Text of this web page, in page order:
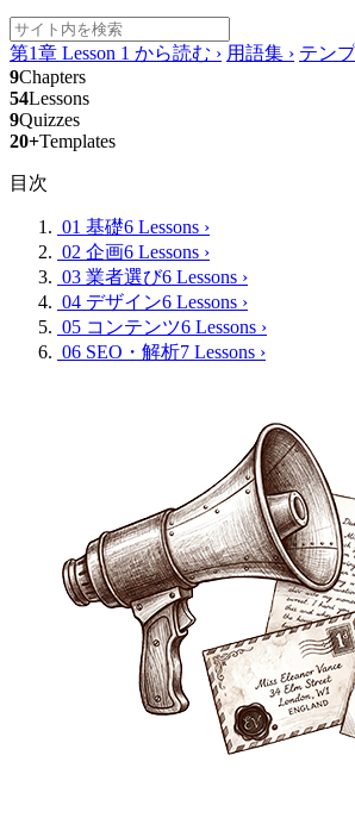
第1章 Lesson 1 から読む › 用語集 › テン
9Chapters
54Lessons
9Quizzes
20+Templates
目次
01 基礎6 Lessons ›
02 企画6 Lessons ›
03 業者選び6 Lessons ›
04 デザイン6 Lessons ›
05 コンテンツ6 Lessons ›
06 SEO・解析7 Lessons ›